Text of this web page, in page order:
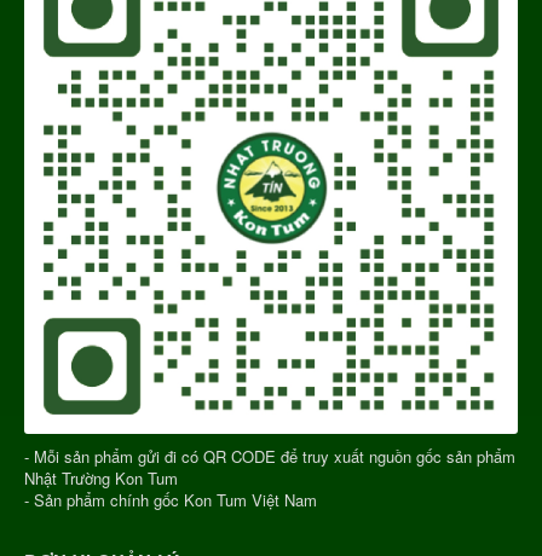
- Mỗi sản phẩm gửi đi có QR CODE để truy xuất nguồn gốc sản phẩm
Nhật Trường Kon Tum
- Sản phẩm chính gốc Kon Tum Việt Nam